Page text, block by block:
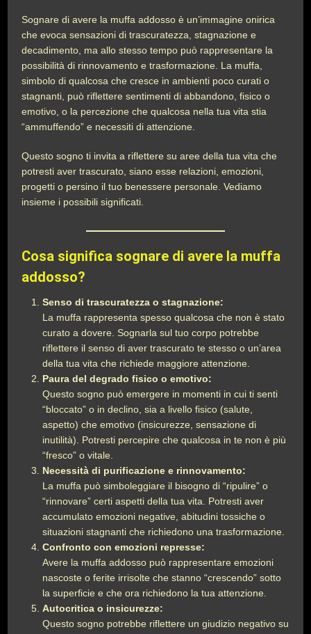
Sognare di avere la muffa addosso è un’immagine onirica
che evoca sensazioni di trascuratezza, stagnazione e
decadimento, ma allo stesso tempo può rappresentare la
possibilità di rinnovamento e trasformazione. La muffa,
simbolo di qualcosa che cresce in ambienti poco curati o
stagnanti, può riflettere sentimenti di abbandono, fisico o
emotivo, o la percezione che qualcosa nella tua vita stia
“ammuffendo” e necessiti di attenzione.
Questo sogno ti invita a riflettere su aree della tua vita che
potresti aver trascurato, siano esse relazioni, emozioni,
progetti o persino il tuo benessere personale. Vediamo
insieme i possibili significati.
Cosa significa sognare di avere la muffa
addosso?
Senso di trascuratezza o stagnazione:
La muffa rappresenta spesso qualcosa che non è stato
curato a dovere. Sognarla sul tuo corpo potrebbe
riflettere il senso di aver trascurato te stesso o un’area
della tua vita che richiede maggiore attenzione.
Paura del degrado fisico o emotivo:
Questo sogno può emergere in momenti in cui ti senti
“bloccato” o in declino, sia a livello fisico (salute,
aspetto) che emotivo (insicurezze, sensazione di
inutilità). Potresti percepire che qualcosa in te non è più
“fresco” o vitale.
Necessità di purificazione e rinnovamento:
La muffa può simboleggiare il bisogno di “ripulire” o
“rinnovare” certi aspetti della tua vita. Potresti aver
accumulato emozioni negative, abitudini tossiche o
situazioni stagnanti che richiedono una trasformazione.
Confronto con emozioni represse:
Avere la muffa addosso può rappresentare emozioni
nascoste o ferite irrisolte che stanno “crescendo” sotto
la superficie e che ora richiedono la tua attenzione.
Autocritica o insicurezze:
Questo sogno potrebbe riflettere un giudizio negativo su